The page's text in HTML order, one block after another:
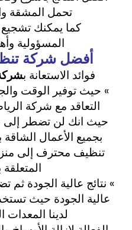
تحمل المشقة
كما يمكنك
المسؤولية
أفضل شركة
فوائد الاستعانة ب
» حيث توفير الوقت
التعاقد مع شركة
حيث انك لن تضطر إلى
بجميع الأعمال
تنظيف محترف إلى
» نتائج عالية الجودة ثم
عالية الجودة حيث
لدينا المعدات